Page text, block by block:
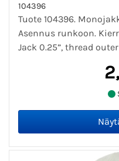
104396
Tuote 104396.
Asennus runkoon.
Jack 0.25”, thread outer